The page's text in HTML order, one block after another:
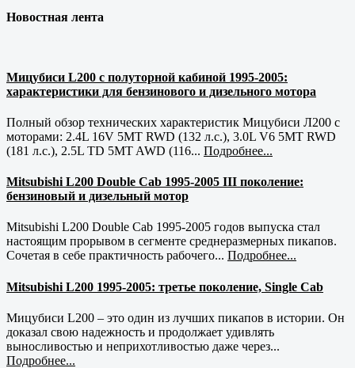
Новостная лента
Мицубиси L200 с полуторной кабиной 1995-2005:
характеристики для бензинового и дизельного мотора
Полный обзор технических характеристик Мицубиси Л200 с
моторами: 2.4L 16V 5MT RWD (132 л.с.), 3.0L V6 5MT RWD
(181 л.с.), 2.5L TD 5MT AWD (116... Подробнее...
Mitsubishi L200 Double Cab 1995-2005 III поколение:
бензиновый и дизельный мотор
Mitsubishi L200 Double Cab 1995-2005 годов выпуска стал
настоящим прорывом в сегменте среднеразмерных пикапов.
Сочетая в себе практичность рабочего... Подробнее...
Mitsubishi L200 1995-2005: третье поколение, Single Cab
Мицубиси L200 – это один из лучших пикапов в истории. Он
доказал свою надежность и продолжает удивлять
выносливостью и неприхотливостью даже через...
Подробнее...